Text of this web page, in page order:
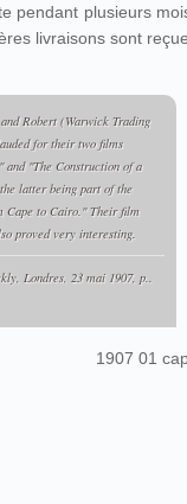
pendant plusieurs
livraisons sont
Robert (Warwick Trading
for their two films
and "The Construction of a
latter being part of the
Cape to Cairo." Their film
proved very interesting.
, Londres, 23 mai 1907, p..